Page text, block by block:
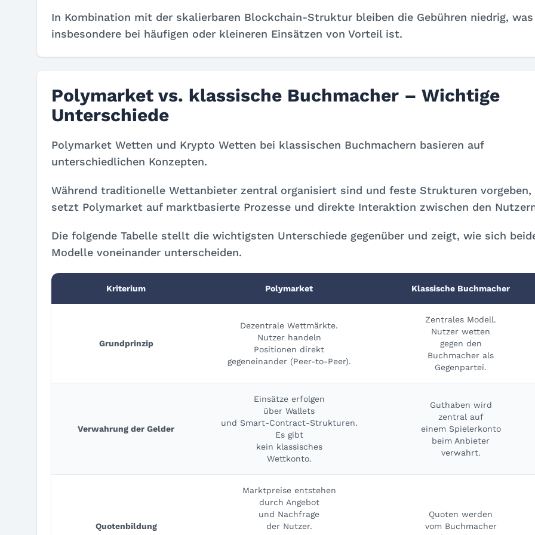
In Kombination mit der skalierbaren Blockchain-Struktur bleiben die Gebühren niedrig, was
insbesondere bei häufigen oder kleineren Einsätzen von Vorteil ist.
Polymarket vs. klassische Buchmacher – Wichtige
Unterschiede
Polymarket Wetten und Krypto Wetten bei klassischen Buchmachern basieren auf
unterschiedlichen Konzepten.
Während traditionelle Wettanbieter zentral organisiert sind und feste Strukturen vorgeben,
setzt Polymarket auf marktbasierte Prozesse und direkte Interaktion zwischen den
Die folgende Tabelle stellt die wichtigsten Unterschiede gegenüber und zeigt, wie sich
Modelle voneinander unterscheiden.
Kriterium Polymarket Klassische Buchmacher
Grundprinzip
Dezentrale Wettmärkte.
Nutzer handeln
Positionen direkt
gegeneinander (Peer-to-Peer).
Zentrales Modell.
Nutzer wetten
gegen den
Buchmacher als
Gegenpartei.
Verwahrung der Gelder
Einsätze erfolgen
über Wallets
und Smart-Contract-Strukturen.
Es gibt
kein klassisches
Wettkonto.
Guthaben wird
zentral auf
einem Spielerkonto
beim Anbieter
verwahrt.
Quotenbildung
Marktpreise entstehen
durch Angebot
und Nachfrage
der Nutzer.
Quoten werden
vom Buchmacher